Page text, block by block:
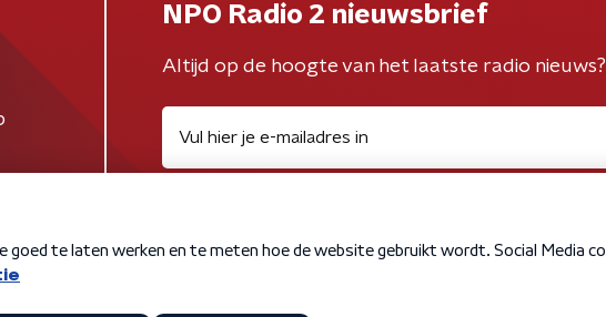
NPO Radio 2 nieuwsbrief
Altijd op de hoogte van het laatste radio nieuws?